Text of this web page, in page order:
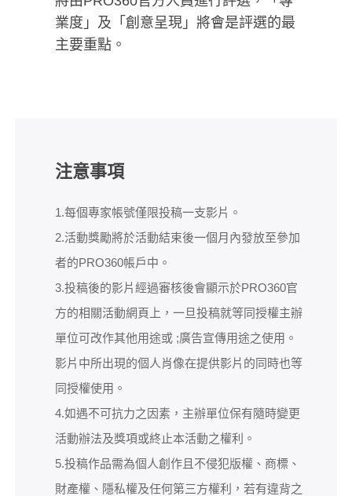
業度」及「創意呈現」將會是評選的最
主要重點。
注意事項
1.每個專家帳號僅限投稿一支影片。
2.活動獎勵將於活動結束後一個月內發放至參加
者的PRO360帳戶中。
3.投稿後的影片經過審核後會顯示於PRO360官
方的相關活動網頁上，一旦投稿就等同授權主辦
單位可改作其他用途或 ;廣告宣傳用途之使用。
影片中所出現的個人肖像在提供影片的同時也等
同授權使用。
4.如遇不可抗力之因素，主辦單位保有隨時變更
活動辦法及獎項或終止本活動之權利。
5.投稿作品需為個人創作且不侵犯版權、商標、
財產權、隱私權及任何第三方權利，若有違背之